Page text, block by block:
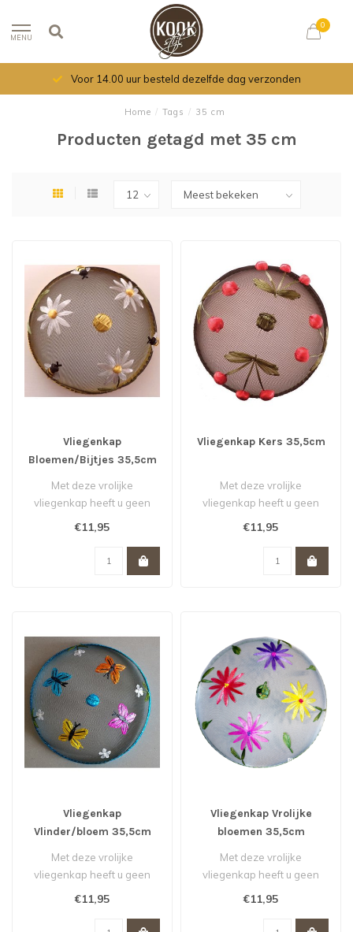
MENU
0
Voor 14.00 uur besteld dezelfde dag verzonden
Home / Tags / 35 cm
Producten getagd met 35 cm
Vliegenkap
Bloemen/Bijtjes 35,5cm
Met deze vrolijke
vliegenkap heeft u geen
last meer van vervelende
€11,95
Vliegenkap Kers 35,5cm
Met deze vrolijke
vliegenkap heeft u geen
last meer van vervelende
€11,95
Vliegenkap
Vlinder/bloem 35,5cm
Met deze vrolijke
vliegenkap heeft u geen
€11,95
Vliegenkap Vrolijke
bloemen 35,5cm
Met deze vrolijke
vliegenkap heeft u geen
€11,95